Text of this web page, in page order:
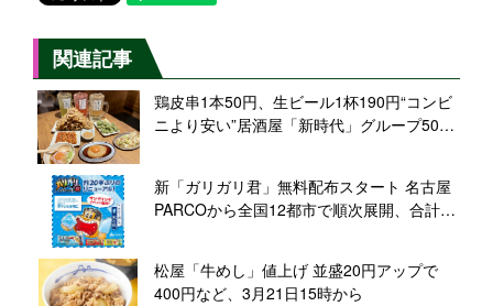
関連記事
鶏皮串1本50円、生ビール1杯190円“コンビ
ニより安い”居酒屋「新時代」グループ500
新「ガリガリ君」無料配布スタート 名古屋
PARCOから全国12都市で順次展開、合計10
松屋「牛めし」値上げ 並盛20円アップで
400円など、3月21日15時から